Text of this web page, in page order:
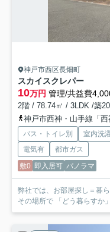
神戸市西区長畑町
スカイスクレパー
10万円 管理/共益費
2階 / 78.74㎡ / 3LDK /築
神戸市西神・山手線「
バス・トイレ別 室内洗
電気有
都市ガス
敷0 即入居可 パノラマ
弊社では、お部屋探し＝暮
その場所で 「どう暮らすか